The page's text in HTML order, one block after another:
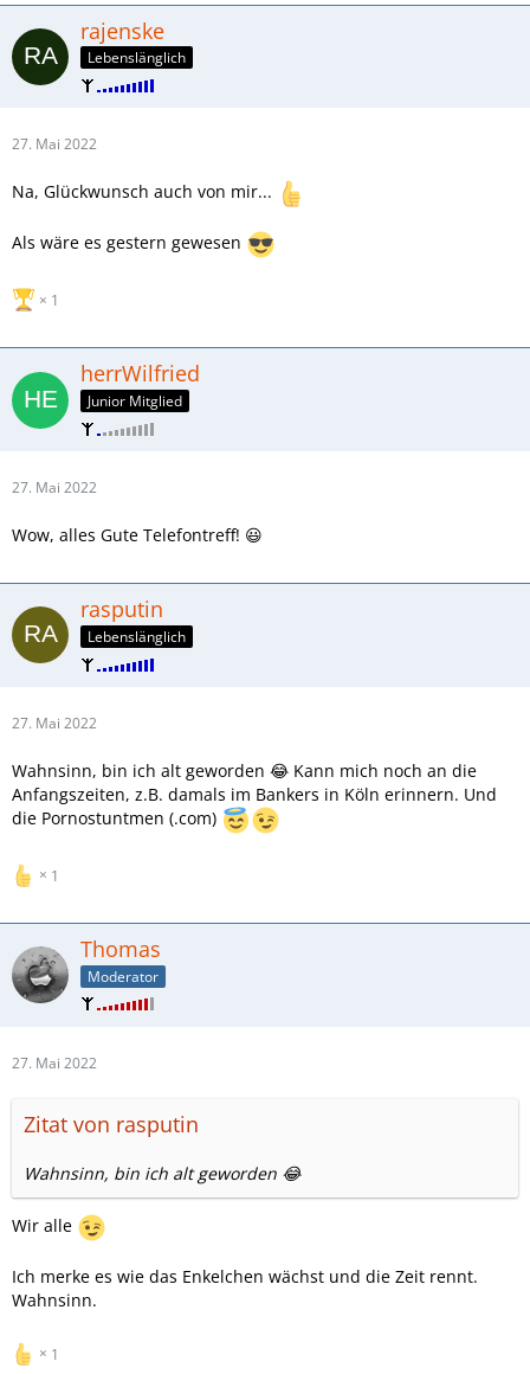
rajenske
Lebenslänglich
27. Mai 2022
Na, Glückwunsch auch von mir...
Als wäre es gestern gewesen
1
herrWilfried
Junior Mitglied
27. Mai 2022
Wow, alles Gute Telefontreff! 😃
rasputin
Lebenslänglich
27. Mai 2022
Wahnsinn, bin ich alt geworden 😂 Kann mich noch an die
Anfangszeiten, z.B. damals im Bankers in Köln erinnern. Und
die Pornostuntmen (.com)
1
Thomas
Moderator
27. Mai 2022
Zitat von rasputin
Wahnsinn, bin ich alt geworden 😂
Wir alle
Ich merke es wie das Enkelchen wächst und die Zeit rennt.
Wahnsinn.
1